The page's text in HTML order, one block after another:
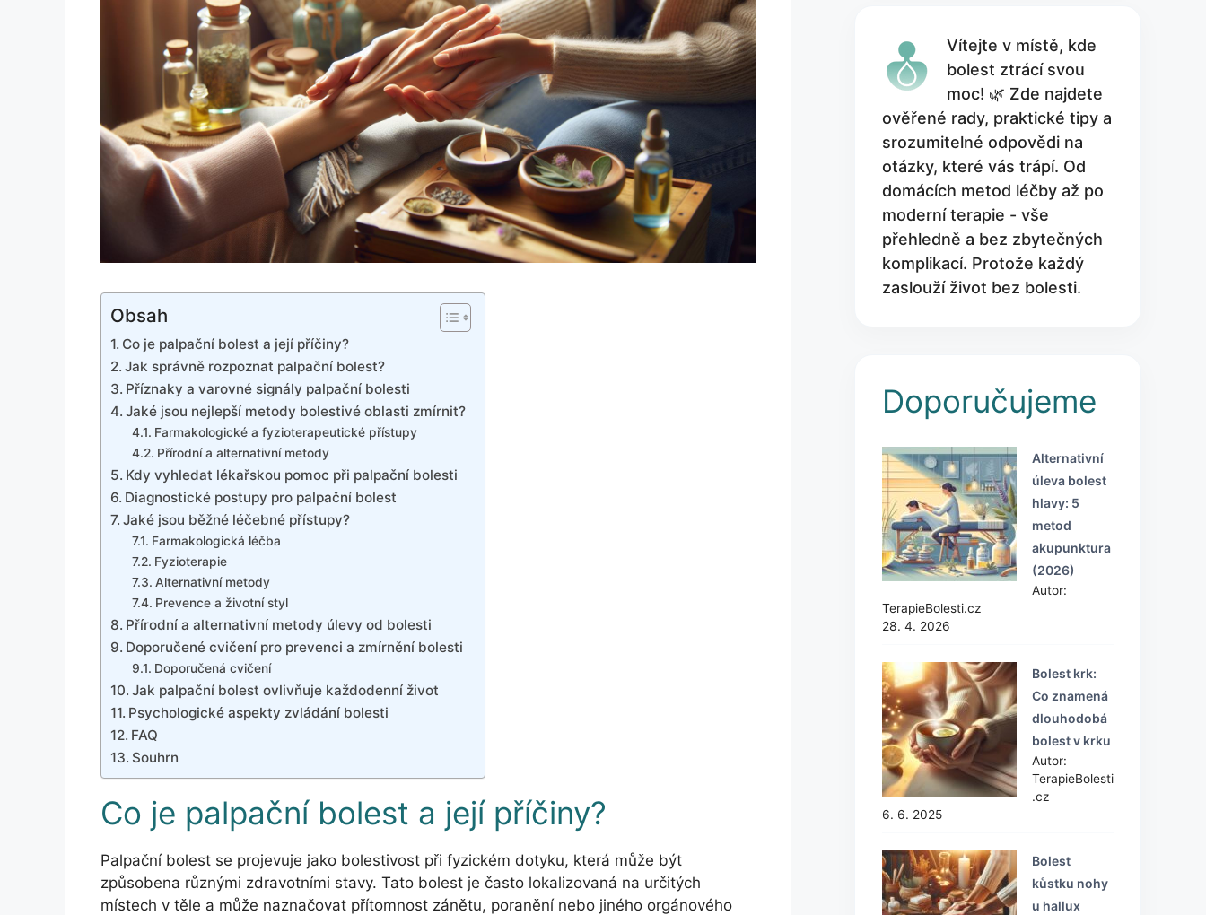
Obsah
Co je palpační bolest a její příčiny?
Jak správně rozpoznat palpační bolest?
Příznaky a varovné signály palpační bolesti
Jaké jsou nejlepší metody bolestivé oblasti zmírnit?
Farmakologické a fyzioterapeutické přístupy
Přírodní a alternativní metody
Kdy vyhledat lékařskou pomoc při palpační bolesti
Diagnostické postupy pro palpační bolest
Jaké jsou běžné léčebné přístupy?
Farmakologická léčba
Fyzioterapie
Alternativní metody
Prevence a životní styl
Přírodní a alternativní metody úlevy od bolesti
Doporučené cvičení pro prevenci a zmírnění bolesti
Doporučená cvičení
Jak palpační bolest ovlivňuje každodenní život
Psychologické aspekty zvládání bolesti
FAQ
Souhrn
Co je palpační bolest a její příčiny?
Palpační bolest se projevuje jako bolestivost při fyzickém dotyku, která může být
způsobena různými zdravotními stavy. Tato bolest je často lokalizovaná na určitých
místech v těle a může naznačovat přítomnost zánětu, poranění nebo jiného orgánového
Vítejte v místě, kde
bolest ztrácí svou
moc! 🌿 Zde najdete
ověřené rady, praktické tipy a
srozumitelné odpovědi na
otázky, které vás trápí. Od
domácích metod léčby až po
moderní terapie - vše
přehledně a bez zbytečných
komplikací. Protože každý
zaslouží život bez bolesti.
Doporučujeme
Alternativní
úleva bolest
hlavy: 5
metod
akupunktura
(2026)
Autor:
TerapieBolesti.cz
28. 4. 2026
Bolest krk:
Co znamená
dlouhodobá
bolest v krku
Autor:
TerapieBolesti
.cz
6. 6. 2025
Bolest
kůstku nohy
u hallux